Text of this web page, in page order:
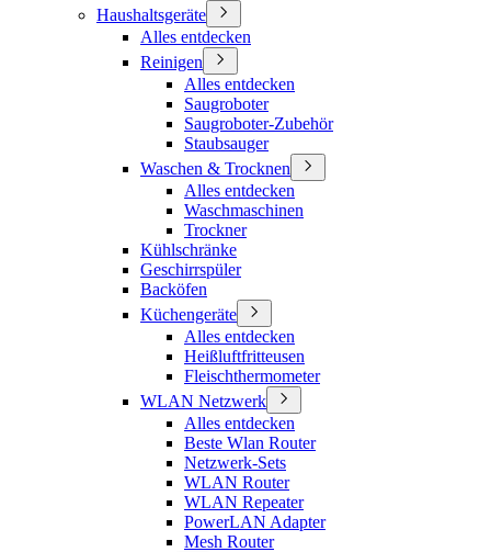
Haushaltsgeräte
Alles entdecken
Reinigen
Alles entdecken
Saugroboter
Saugroboter-Zubehör
Staubsauger
Waschen & Trocknen
Alles entdecken
Waschmaschinen
Trockner
Kühlschränke
Geschirrspüler
Backöfen
Küchengeräte
Alles entdecken
Heißluftfritteusen
Fleischthermometer
WLAN Netzwerk
Alles entdecken
Beste Wlan Router
Netzwerk-Sets
WLAN Router
WLAN Repeater
PowerLAN Adapter
Mesh Router